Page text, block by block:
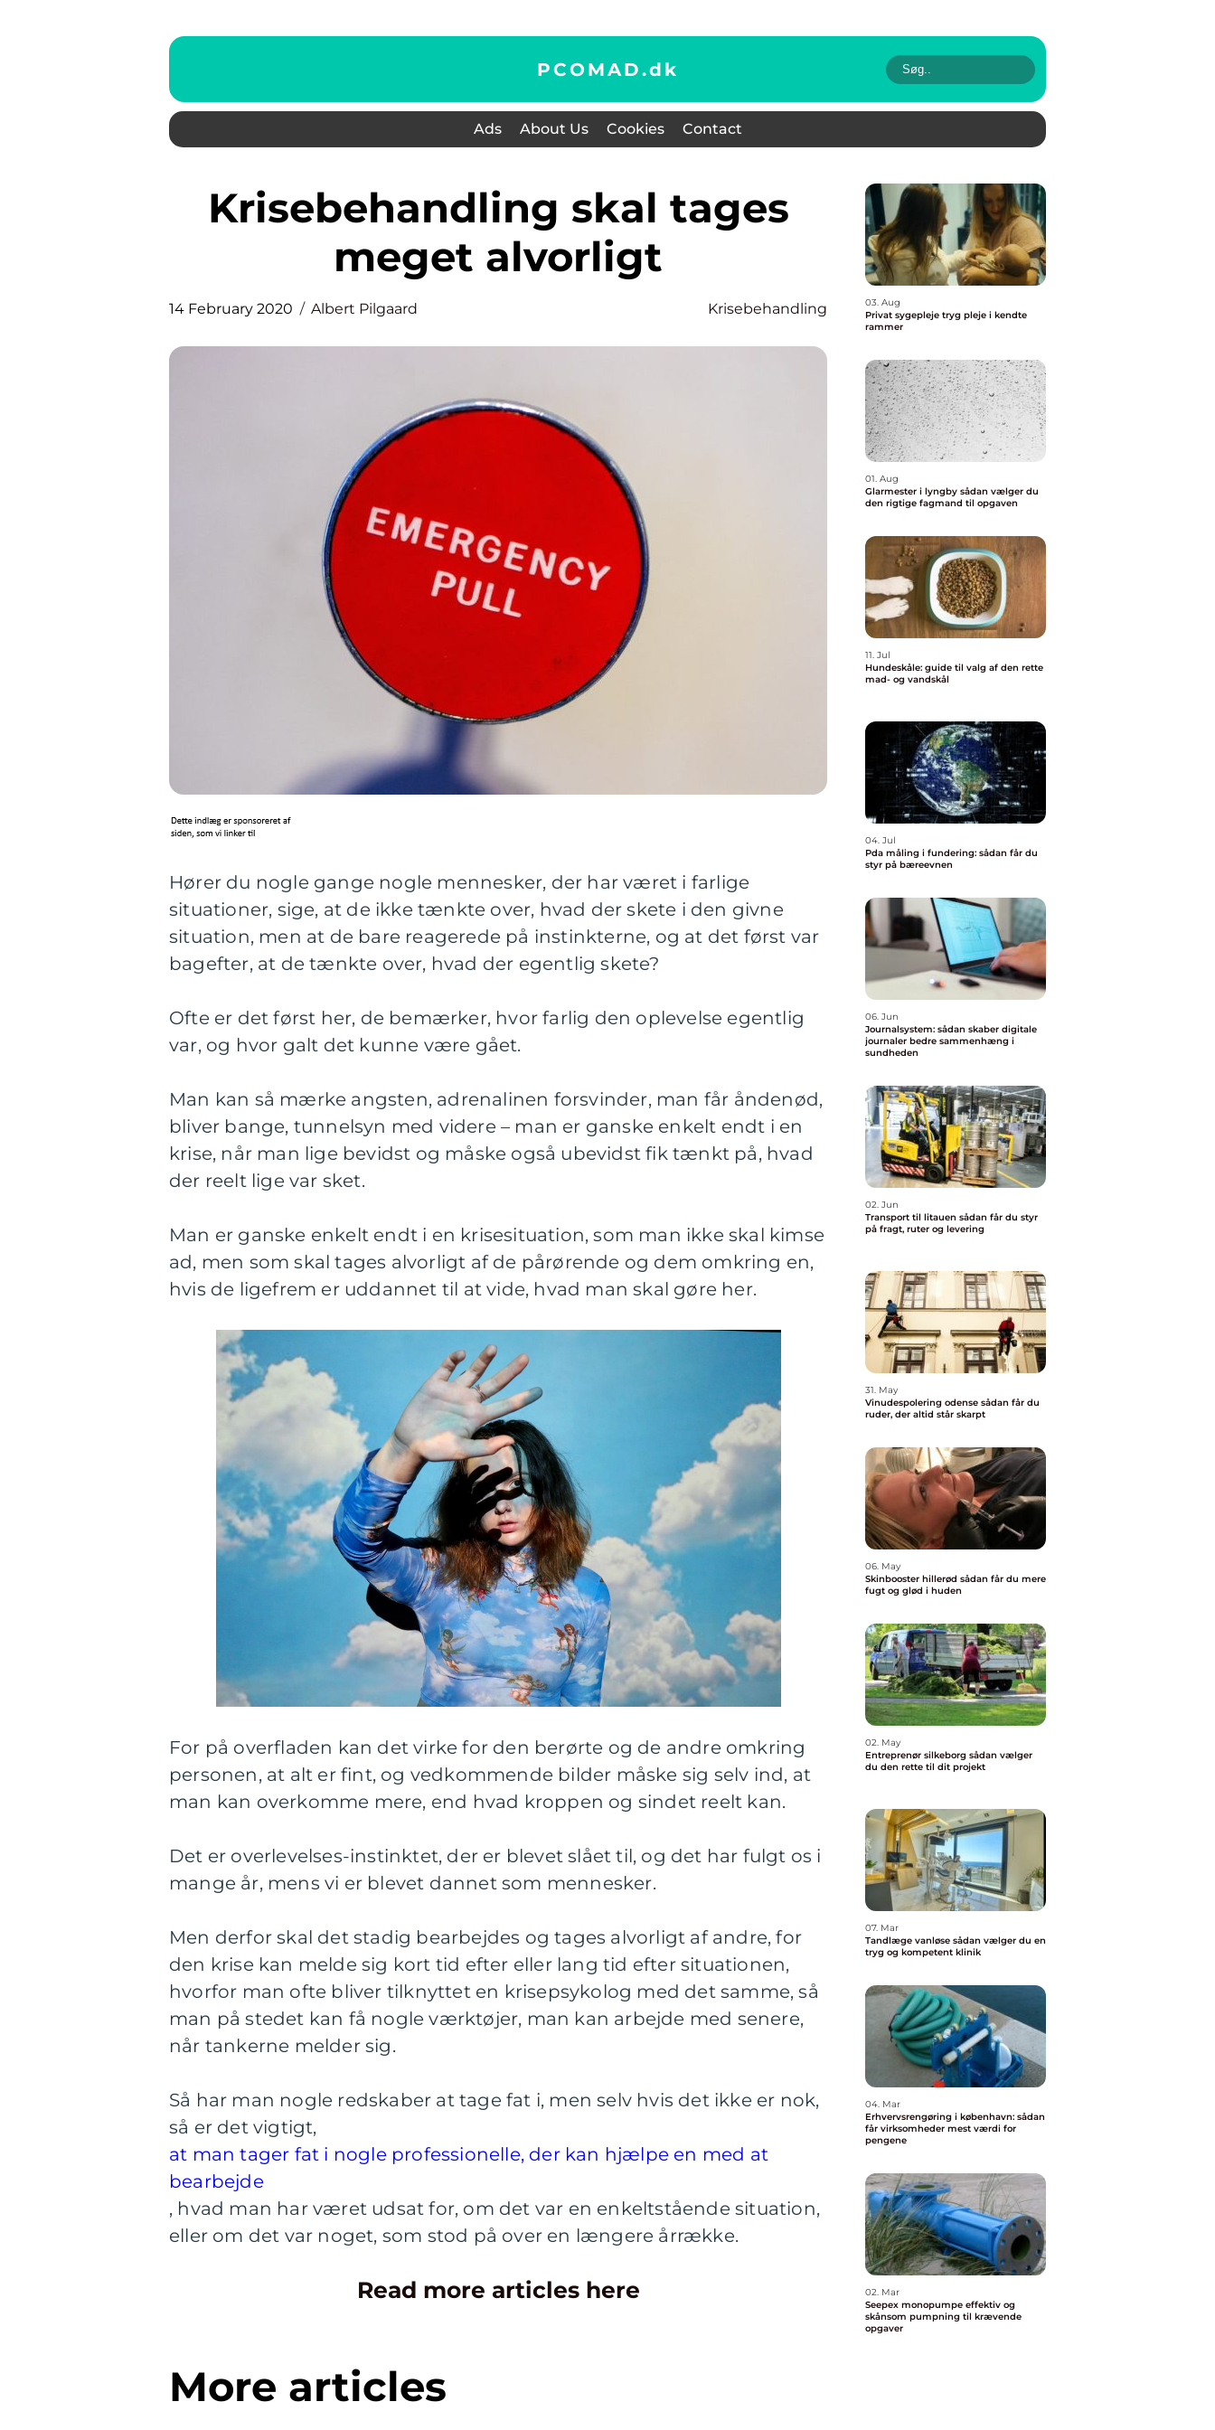
PCOMAD.dk
Ads About Us Cookies Contact
Krisebehandling skal tages
meget alvorligt
14 February 2020 Albert Pilgaard Krisebehandling
Hører du nogle gange nogle mennesker, der har været i farlige
situationer, sige, at de ikke tænkte over, hvad der skete i den givne
situation, men at de bare reagerede på instinkterne, og at det først var
bagefter, at de tænkte over, hvad der egentlig skete?
Ofte er det først her, de bemærker, hvor farlig den oplevelse egentlig
var, og hvor galt det kunne være gået.
Man kan så mærke angsten, adrenalinen forsvinder, man får åndenød,
bliver bange, tunnelsyn med videre – man er ganske enkelt endt i en
krise, når man lige bevidst og måske også ubevidst fik tænkt på, hvad
der reelt lige var sket.
Man er ganske enkelt endt i en krisesituation, som man ikke skal kimse
ad, men som skal tages alvorligt af de pårørende og dem omkring en,
hvis de ligefrem er uddannet til at vide, hvad man skal gøre her.
For på overfladen kan det virke for den berørte og de andre omkring
personen, at alt er fint, og vedkommende bilder måske sig selv ind, at
man kan overkomme mere, end hvad kroppen og sindet reelt kan.
Det er overlevelses-instinktet, der er blevet slået til, og det har fulgt os i
mange år, mens vi er blevet dannet som mennesker.
Men derfor skal det stadig bearbejdes og tages alvorligt af andre, for
den krise kan melde sig kort tid efter eller lang tid efter situationen,
hvorfor man ofte bliver tilknyttet en krisepsykolog med det samme, så
man på stedet kan få nogle værktøjer, man kan arbejde med senere,
når tankerne melder sig.
Så har man nogle redskaber at tage fat i, men selv hvis det ikke er nok,
så er det vigtigt,
at man tager fat i nogle professionelle, der kan hjælpe en med at
bearbejde
, hvad man har været udsat for, om det var en enkeltstående situation,
eller om det var noget, som stod på over en længere årrække.
Read more articles here
More articles
03. Aug
Privat sygepleje tryg pleje i kendte
rammer
01. Aug
Glarmester i lyngby sådan vælger du
den rigtige fagmand til opgaven
11. Jul
Hundeskåle: guide til valg af den rette
mad- og vandskål
04. Jul
Pda måling i fundering: sådan får du
styr på bæreevnen
06. Jun
Journalsystem: sådan skaber digitale
journaler bedre sammenhæng i
sundheden
02. Jun
Transport til litauen sådan får du styr
på fragt, ruter og levering
31. May
Vinudespolering odense sådan får du
ruder, der altid står skarpt
06. May
Skinbooster hillerød sådan får du mere
fugt og glød i huden
02. May
Entreprenør silkeborg sådan vælger
du den rette til dit projekt
07. Mar
Tandlæge vanløse sådan vælger du en
tryg og kompetent klinik
04. Mar
Erhvervsrengøring i københavn: sådan
får virksomheder mest værdi for
pengene
02. Mar
Seepex monopumpe effektiv og
skånsom pumpning til krævende
opgaver